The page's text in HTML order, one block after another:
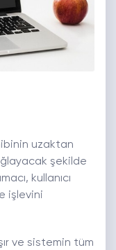
uzaktan
şekilde
kullanıcı
işlevini
ve sistemin tüm